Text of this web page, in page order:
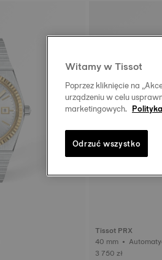
Tissot PRX
40 mm •
3 750 zł
Witamy w Tissot
Poprzez kliknięcie na
urządzeniu w celu
marketingowych.
Odrzuć wszystko